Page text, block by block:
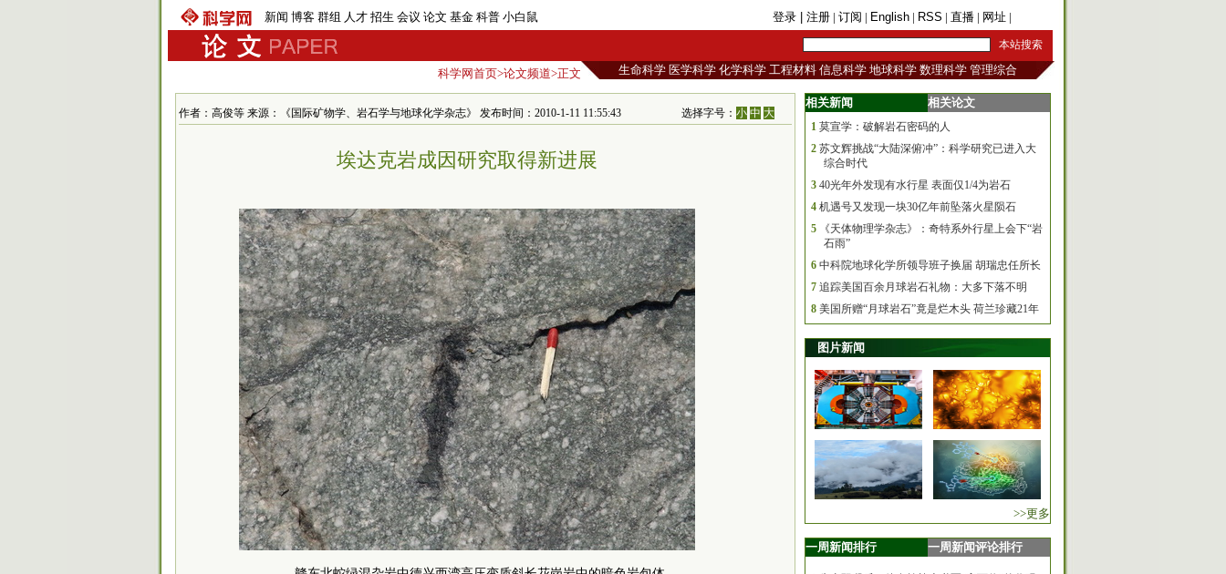
新闻 博客 群组 人才 招生 会议 论文 基金 科普 小白鼠 登录 | 注册 | 订阅 | English | RSS | 直播 | 网址 |
科学网首页>论文频道>正文 生命科学 医学科学 化学科学 工程材料 信息科学 地球科学 数理科学 管理综合
作者：高俊等 来源：《国际矿物学、岩石学与地球化学杂志》 发布时间：2010-1-11 11:55:43 选择字号：小 中 大
埃达克岩成因研究取得新进展
相关新闻 相关论文
1 莫宣学：破解岩石密码的人
2 苏文辉挑战“大陆深俯冲”：科学研究已进入大
综合时代
3 40光年外发现有水行星 表面仅1/4为岩石
4 机遇号又发现一块30亿年前坠落火星陨石
5
《天体物理学杂志》：奇特系外行星上会下“岩
石雨”
6 中科院地球化学所领导班子换届 胡瑞忠任所长
7 追踪美国百余月球岩石礼物：大多下落不明
8 美国所赠“月球岩石”竟是烂木头 荷兰珍藏21年
图片新闻
>>更多
一周新闻排行 一周新闻评论排行